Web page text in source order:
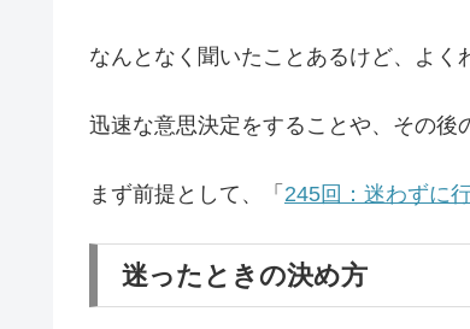
なんとなく聞いたことあるけど、よく
迅速な意思決定をすることや、その後
まず前提として、「 245回：迷わずに
迷ったときの決め方